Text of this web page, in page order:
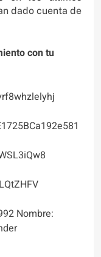
dado cuenta de
con tu
Nombre: